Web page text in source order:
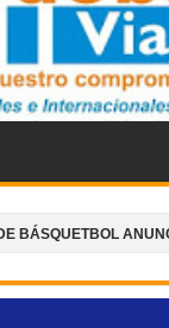
ANUNCIA UNA